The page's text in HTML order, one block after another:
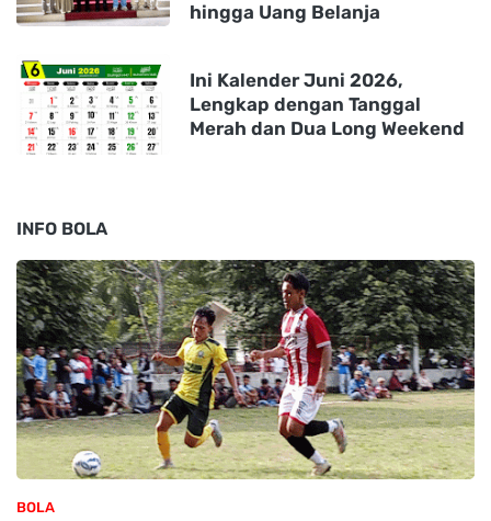
hingga Uang Belanja
Ini Kalender Juni 2026,
Lengkap dengan Tanggal
Merah dan Dua Long Weekend
INFO BOLA
BOLA